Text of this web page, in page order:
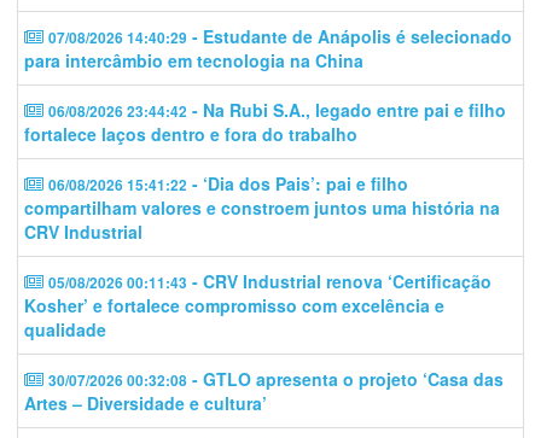
07/08/2026 14:40:29 - Estudante de Anápolis é selecionado
para intercâmbio em tecnologia na China
06/08/2026 23:44:42 - Na Rubi S.A., legado entre pai e filho
fortalece laços dentro e fora do trabalho
06/08/2026 15:41:22 - ‘Dia dos Pais’: pai e filho
compartilham valores e constroem juntos uma história na
CRV Industrial
05/08/2026 00:11:43 - CRV Industrial renova ‘Certificação
Kosher’ e fortalece compromisso com excelência e
qualidade
30/07/2026 00:32:08 - GTLO apresenta o projeto ‘Casa das
Artes – Diversidade e cultura’